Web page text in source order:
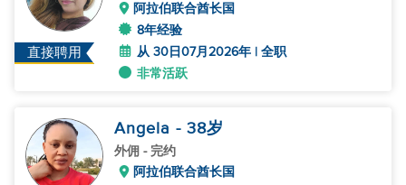
直接聘用
阿拉伯联合酋长国
8年经验
从 30日07月2026年 | 全职
非常活跃
Angela - 38岁
外佣 - 完约
阿拉伯联合酋长国